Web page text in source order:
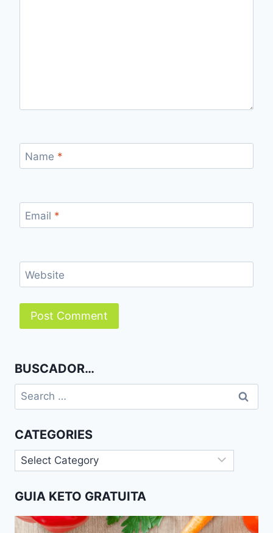
Name *
Email *
Website
BUSCADOR…
Search
for:
CATEGORIES
Categories
GUIA KETO GRATUITA